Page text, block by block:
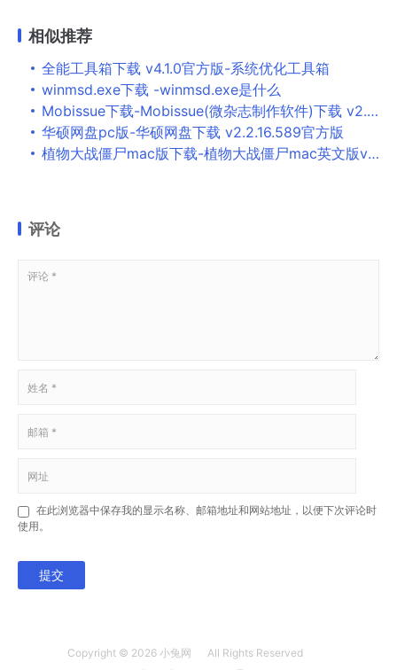
相似推荐
全能工具箱下载 v4.1.0官方版-系统优化工具箱
winmsd.exe下载 -winmsd.exe是什么
Mobissue下载-Mobissue(微杂志制作软件)下载 v2.4.4官方版
华硕网盘pc版-华硕网盘下载 v2.2.16.589官方版
植物大战僵尸mac版下载-植物大战僵尸mac英文版v1.0.4 苹果电脑版
评论
在此浏览器中保存我的显示名称、邮箱地址和网站地址，以便下次评论时
使用。
提交
Copyright © 2026 小兔网
All Rights Reserved